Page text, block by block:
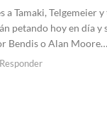
a Tamaki, Telgemeier
petando hoy en día y
Bendis o Alan Moore…
Responder